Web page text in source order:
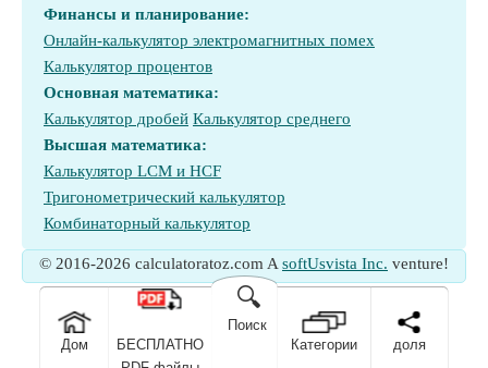
Финансы и планирование:
Онлайн-калькулятор электромагнитных помех
Калькулятор процентов
Основная математика:
Калькулятор дробей Калькулятор среднего
Высшая математика:
Калькулятор LCM и HCF
Тригонометрический калькулятор
Комбинаторный калькулятор
© 2016-2026 calculatoratoz.com A softUsvista Inc. venture!
Дом
БЕСПЛАТНО
🔍
Поиск
Категории
доля